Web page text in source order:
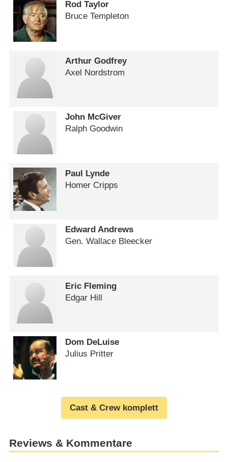
Rod Taylor
Bruce Templeton
Arthur Godfrey
Axel Nordstrom
John McGiver
Ralph Goodwin
Paul Lynde
Homer Cripps
Edward Andrews
Gen. Wallace Bleecker
Eric Fleming
Edgar Hill
Dom DeLuise
Julius Pritter
Cast & Crew komplett
Reviews & Kommentare